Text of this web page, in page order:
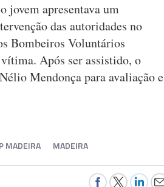
jovem apresentava um
das autoridades no
Bombeiros Voluntários
Após ser assistido, o
Mendonça para avaliação e
MADEIRA MADEIRA